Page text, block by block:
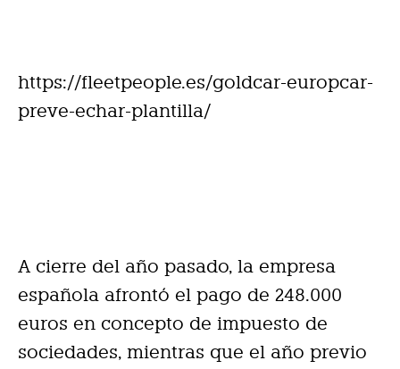
https://fleetpeople.es/goldcar-europcar-
preve-echar-plantilla/
A cierre del año pasado, la empresa
española afrontó el pago de 248.000
euros en concepto de impuesto de
sociedades, mientras que el año previo